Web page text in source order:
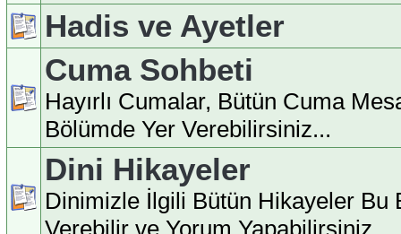
Hadis ve Ayetler
Cuma Sohbeti
Hayırlı Cumalar, Bütün Cuma
Bölümde Yer Verebilirsiniz...
Dini Hikayeler
Dinimizle İlgili Bütün Hikayeler Bu
Verebilir ve Yorum Yapabilirsiniz...